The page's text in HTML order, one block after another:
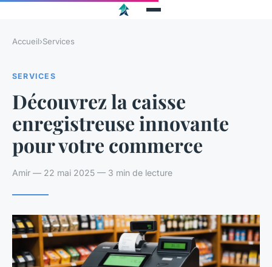
Accueil›Services
SERVICES
Découvrez la caisse
enregistreuse innovante
pour votre commerce
Amir — 22 mai 2025 — 3 min de lecture